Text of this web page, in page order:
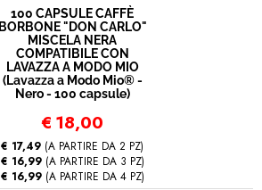
100 CAPSULE CAFFÈ
BORBONE "DON CARLO"
MISCELA NERA
COMPATIBILE CON
LAVAZZA A MODO MIO
(Lavazza a Modo Mio® -
Nero - 100 capsule)
€ 18,00
€ 17,49 (A PARTIRE DA 2 PZ)
€ 16,99(A PARTIRE DA 3 PZ)
€ 16,99(A PARTIRE DA 4 PZ)